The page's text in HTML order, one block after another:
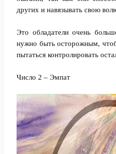
других и навязывать свою
Это обладатели очень
нужно быть осторожным,
пытаться контролировать
Число 2 – Эмпат